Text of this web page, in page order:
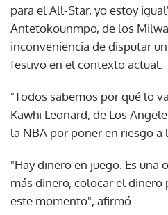
para el All-Star, yo estoy
Antetokounmpo, de los
inconveniencia de disputar
festivo en el contexto actual.
"Todos sabemos por qué lo
Kawhi Leonard, de Los
la NBA por poner en riesgo a
"Hay dinero en juego. Es una
más dinero, colocar el dinero
este momento", afirmó.